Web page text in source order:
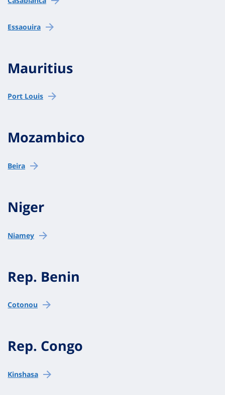
Essaouira
Mauritius
Port Louis
Mozambico
Beira
Niger
Niamey
Rep. Benin
Cotonou
Rep. Congo
Kinshasa